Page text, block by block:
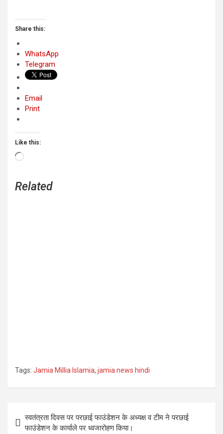
Share this:
WhatsApp
Telegram
Email
Print
Like this:
Loading…
Related
Tags: Jamia Millia Islamia, jamia news hindi
navigation
स्वतंत्रता दिवस पर परछाई फाउंडेशन के अध्यक्ष व टीम ने परछाई
फाउंडेशन के कार्याले पर ध्वजारोहण किया।